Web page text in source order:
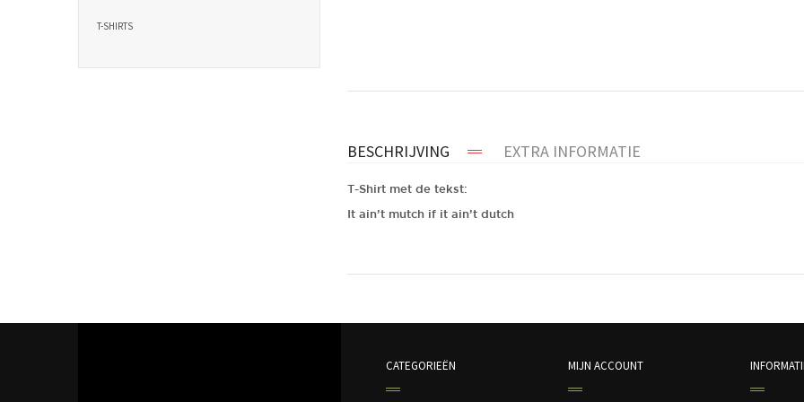
T-SHIRTS
BESCHRIJVING EXTRA INFORMATIE
T-Shirt met de tekst:
It ain’t mutch if it ain’t dutch
CATEGORIEËN MIJN ACCOUNT